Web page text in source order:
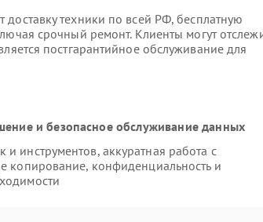
техники по всей РФ, бесплатную
срочный ремонт. Клиенты могут
постгарантийное обслуживание для
и безопасное обслуживание данных
инструментов, аккуратная работа с
копирование, конфиденциальность и